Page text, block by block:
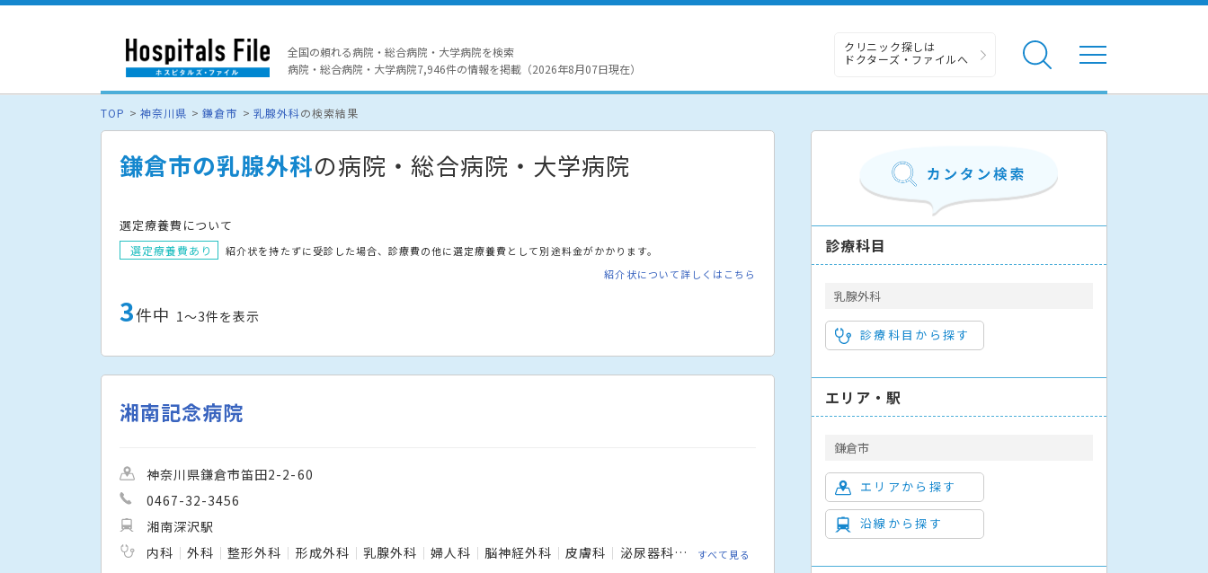
全国の頼れる病院・総合病院・大学病院を検索
病院・総合病院・大学病院7,946件の情報を掲載（2026年8月07日現在）
クリニック探しは
ドクターズ・ファイルへ
TOP 神奈川県 鎌倉市 乳腺外科の検索結果
鎌倉市の乳腺外科の病院・総合病院・大学病院
選定療養費について
選定療養費あり
紹介状を持たずに受診した場合、診療費の他に選定療養費として別途料金がかかります。
紹介状について詳しくはこちら
3件中 1〜3件を表示
湘南記念病院
神奈川県鎌倉市笛田2-2-60
0467-32-3456
湘南深沢駅
内科
外科 整形外科 形成外科 乳腺外科 婦人科 脳神経外科 皮膚科 泌尿器科 放射線科
すべて見る
診療科目
乳腺外科
診療科目から探す
エリア・駅
鎌倉市
エリアから探す
沿線から探す